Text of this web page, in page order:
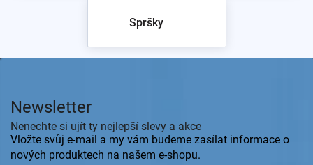
Spršky
Z
Newsletter
Nenechte si ujít ty nejlepší slevy a akce
Vložte svůj e-mail a my vám budeme zasílat informace o
nových produktech na našem e-shopu.